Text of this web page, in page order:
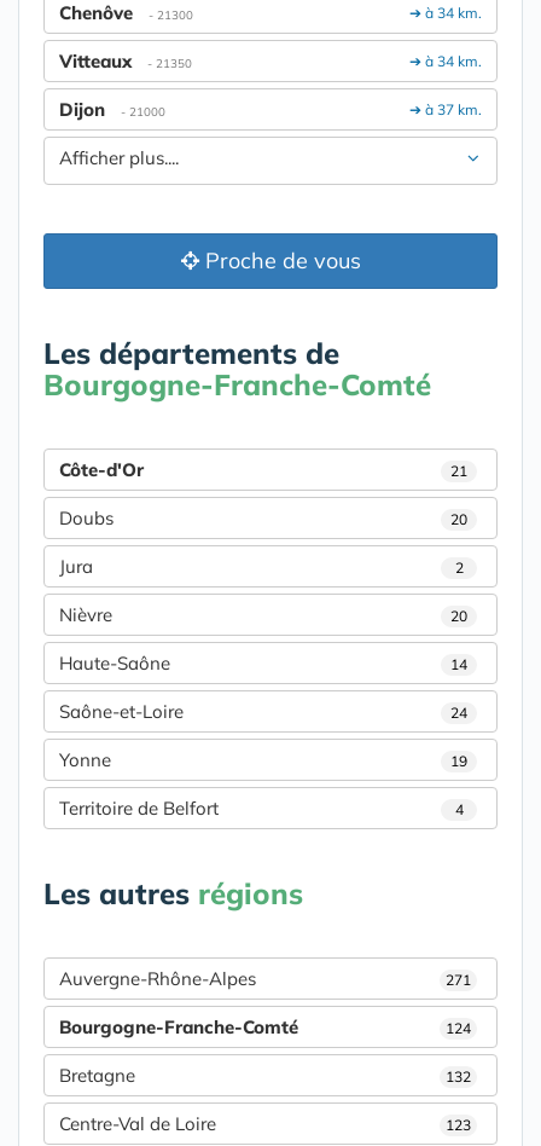
➔ à 34 km.
Chenôve - 21300
➔ à 34 km.
Vitteaux - 21350
➔ à 37 km.
Dijon - 21000
Afficher plus....
Proche de vous
Les départements de
Bourgogne-Franche-Comté
Côte-d'Or 21
Doubs 20
Jura 2
Nièvre 20
Haute-Saône 14
Saône-et-Loire 24
Yonne 19
Territoire de Belfort 4
Les autres régions
Auvergne-Rhône-Alpes 271
Bourgogne-Franche-Comté 124
Bretagne 132
Centre-Val de Loire 123